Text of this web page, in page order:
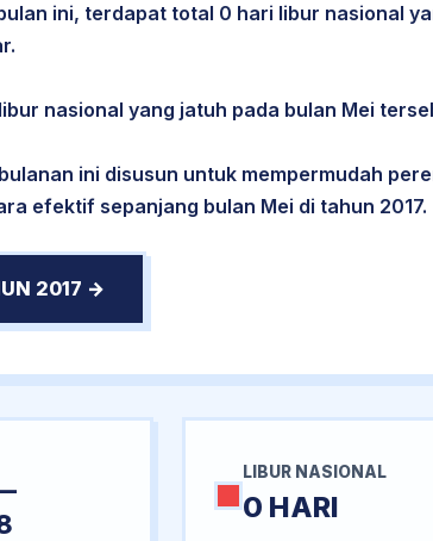
ini, terdapat total 0 hari libur nasional
nasional yang jatuh pada bulan Mei
ini disusun untuk mempermudah
efektif sepanjang bulan Mei di tahun 2017.
2017 →
LIBUR NASIONAL
0 HARI